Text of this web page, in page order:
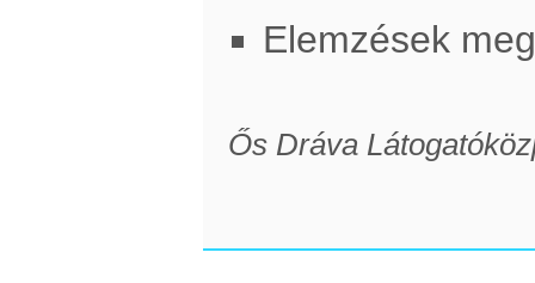
Elemzések
Ős Dráva